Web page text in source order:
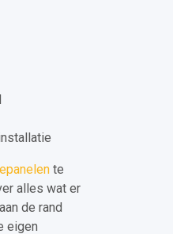
te
alles wat er
de rand
eigen